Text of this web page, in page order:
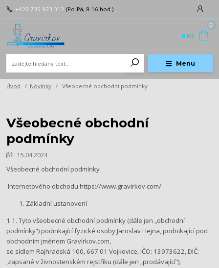
Menu
+420 735 923 312 (Po-Pá, 8-16 hod.)
0
0 Kč
Úvod Novinky Všeobecné obchodní podmínky
Všeobecné obchodní
podmínky
15.04.2024
Všeobecné obchodní podmínky
Internetového obchodu https://www.gravirkov.com/
Základní ustanovení
1.1. Tyto všeobecné obchodní podmínky (dále jen „obchodní
podmínky“) podnikající fyzické osoby Jaroslav Hejna, podnikající pod
obchodním jménem Gravírkov.com,
se sídlem Rajhradská 100, 667 01 Vojkovice, IČO: 13973622, DIČ:
,zapsané v živnostenském rejstříku (dále jen „prodávající“),